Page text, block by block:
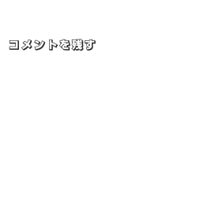
コメントを残す